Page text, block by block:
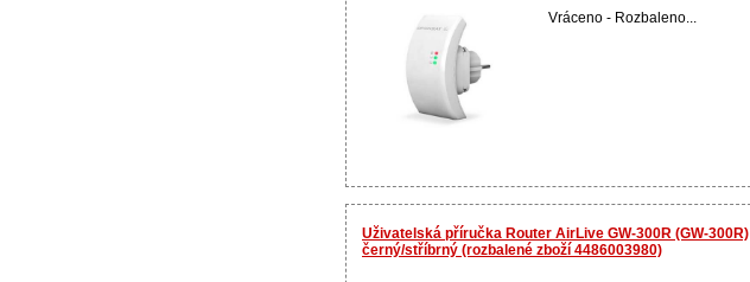
Vráceno - Rozbaleno...
Uživatelská příručka Router AirLive GW-300R (GW-300R)
černý/stříbrný (rozbalené zboží 4486003980)